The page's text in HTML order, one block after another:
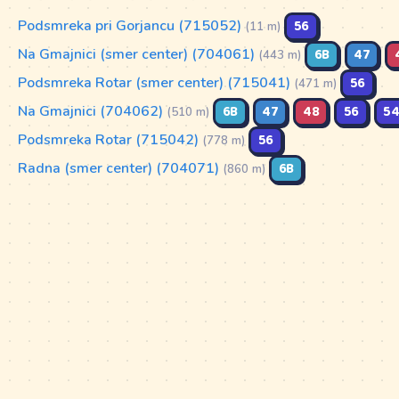
Podsmreka pri Gorjancu (715052) (11 m) 56
Na Gmajnici (smer center) (704061) (443 m) 6B 47
Podsmreka Rotar (smer center) (715041) (471 m) 56
Na Gmajnici (704062) (510 m) 6B 47 48 56 54
Podsmreka Rotar (715042) (778 m) 56
Radna (smer center) (704071) (860 m) 6B